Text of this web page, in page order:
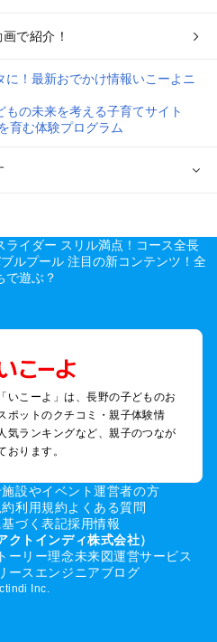
で紹介！
のプールお出かけ
ヶ原のプールお出かけ
那路）のプールお出かけ
姫木平のプールお出かけ
・小海線沿線のプールお出かけ
かけ
ールお出かけ
かけ
プールお出かけ
ト
いこーよ」は、長野の子どものお
ポットのクチコミ・親子体験情
気ランキングなど、親子のつなが
おります。
施設やイベント運営者の方
利用規約よくある質問
づく表記採用情報
クトインディ株式会社）
ーリー理念未来図運営サービス
ース エンジニアブログ
Inc.